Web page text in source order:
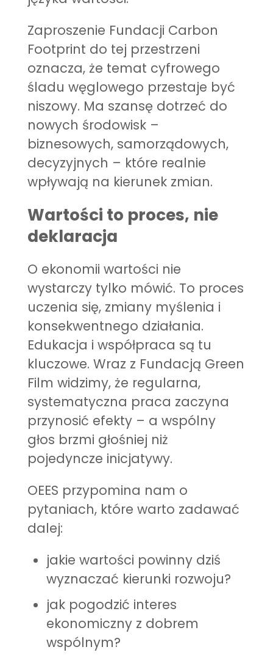
Zaproszenie Fundacji Carbon
Footprint do tej przestrzeni
oznacza, że temat cyfrowego
śladu węglowego przestaje być
niszowy. Ma szansę dotrzeć do
nowych środowisk –
biznesowych, samorządowych,
decyzyjnych – które realnie
wpływają na kierunek zmian.
Wartości to proces, nie
deklaracja
O ekonomii wartości nie
wystarczy tylko mówić. To proces
uczenia się, zmiany myślenia i
konsekwentnego działania.
Edukacja i współpraca są tu
kluczowe. Wraz z Fundacją Green
Film widzimy, że regularna,
systematyczna praca zaczyna
przynosić efekty – a wspólny
głos brzmi głośniej niż
pojedyncze inicjatywy.
OEES przypomina nam o
pytaniach, które warto zadawać
dalej:
jakie wartości powinny dziś
wyznaczać kierunki rozwoju?
jak pogodzić interes
ekonomiczny z dobrem
wspólnym?